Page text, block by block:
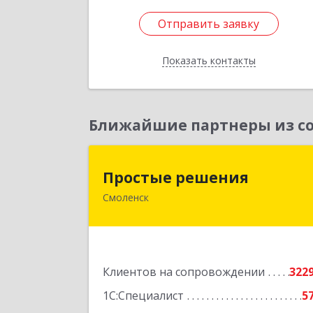
Отправить заявку
Показать контакты
Отправить заявку
Назад
Ближайшие партнеры из
Простые решения
Смоленск
Клиентов на сопровождении
1С:Специалист
214015, Смоленская обл, Смоленск г,